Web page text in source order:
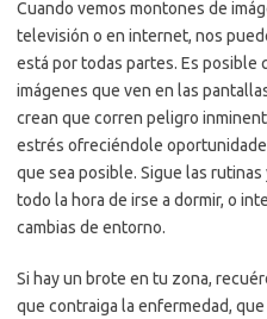
Cuando vemos montones de
televisión o en internet, nos
está por todas partes. Es posible
imágenes que ven en las
crean que corren peligro
estrés ofreciéndole
que sea posible. Sigue las
todo la hora de irse a dormir, o
cambias de entorno.
Si hay un brote en tu zona,
que contraiga la enfermedad,